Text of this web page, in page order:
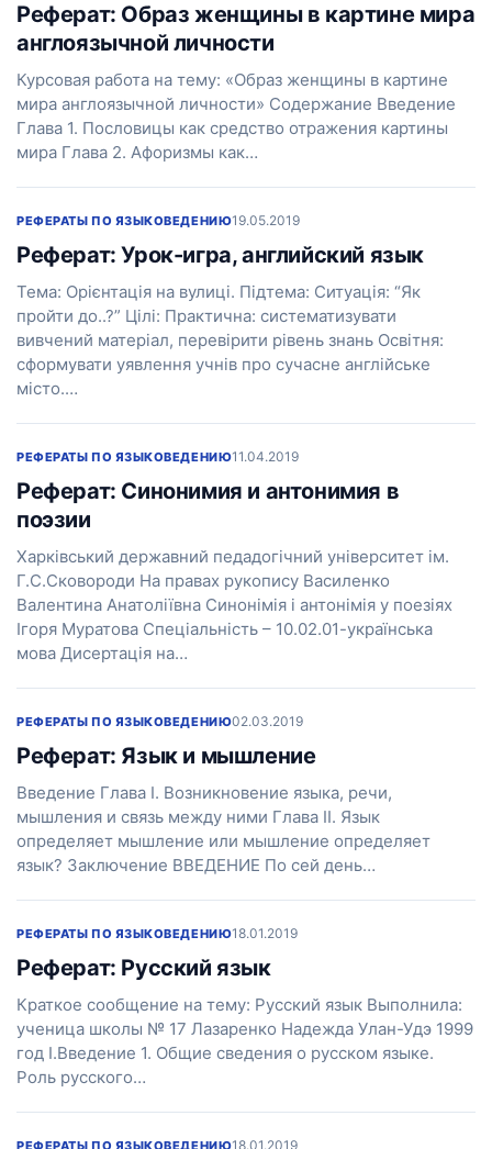
Реферат: Образ женщины в картине мира
англоязычной личности
Курсовая работа на тему: «Образ женщины в картине
мира англоязычной личности» Содержание Введение
Глава 1. Пословицы как средство отражения картины
мира Глава 2. Афоризмы как…
РЕФЕРАТЫ ПО ЯЗЫКОВЕДЕНИЮ19.05.2019
Реферат: Урок-игра, английский язык
Тема: Орієнтація на вулиці. Підтема: Ситуація: “Як
пройти до..?” Цілі: Практична: систематизувати
вивчений матеріал, перевірити рівень знань Освітня:
сформувати уявлення учнів про сучасне англійське
місто.…
РЕФЕРАТЫ ПО ЯЗЫКОВЕДЕНИЮ11.04.2019
Реферат: Синонимия и антонимия в
поэзии
Харківський державний педадогічний університет ім.
Г.С.Сковороди На правах рукопису Василенко
Валентина Анатоліївна Синонімія і антонімія у поезіях
Ігоря Муратова Спеціальність – 10.02.01-українська
мова Дисертація на…
РЕФЕРАТЫ ПО ЯЗЫКОВЕДЕНИЮ02.03.2019
Реферат: Язык и мышление
Введение Глава I. Возникновение языка, речи,
мышления и связь между ними Глава II. Язык
определяет мышление или мышление определяет
язык? Заключение ВВЕДЕНИЕ По сей день…
РЕФЕРАТЫ ПО ЯЗЫКОВЕДЕНИЮ18.01.2019
Реферат: Русский язык
Краткое сообщение на тему: Русский язык Выполнила:
ученица школы № 17 Лазаренко Надежда Улан-Удэ 1999
год I.Введение 1. Общие сведения о русском языке.
Роль русского…
РЕФЕРАТЫ ПО ЯЗЫКОВЕДЕНИЮ18.01.2019